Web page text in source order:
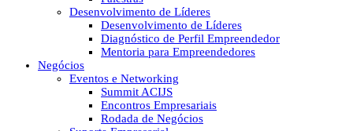
Desenvolvimento de Líderes
Desenvolvimento de Líderes
Diagnóstico de Perfil Empreendedor
Mentoria para Empreendedores
Negócios
Eventos e Networking
Summit ACIJS
Encontros Empresariais
Rodada de Negócios